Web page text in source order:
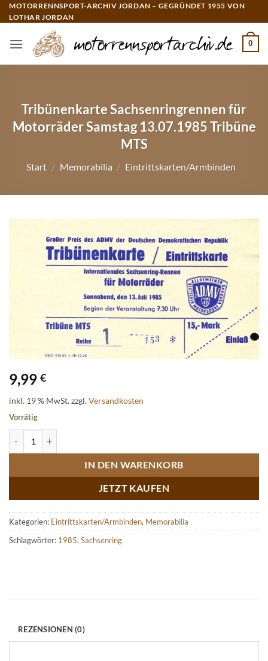
Zum
Inhalt
MOTORRENNSPORT-ARCHIV JORDAN – GEGRÜNDET 1955 VON
LOTHAR JORDAN
0
Tribünenkarte Sachsenringrennen für
Motorräder Samstag 13.07.1985 Tribüne
MTS
Start / Memorabilia / Eintrittskarten/Armbinden
9,99 €
inkl. 19 % MwSt.zzgl.Versandkosten
Vorrätig
IN DEN WARENKORB
JETZT KAUFEN
Kategorien: Eintrittskarten/Armbinden, Memorabilia
Schlagwörter: 1985,Sachsenring
REZENSIONEN (0)